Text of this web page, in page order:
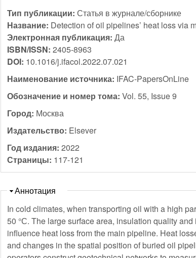
Тип публикации:Статья в журнале/сборнике
Название: Detection of oil pipelines’ heat loss via
Электронная публикация:Да
ISBN/ISSN:2405-8963
DOI: 10.1016/j.ifacol.2022.07.021
Наименование источника: IFAC-PapersOnLine
Обозначение и номер тома:Vol. 55, Issue 9
Город: Москва
Издательство: Elsever
Год издания:2022
Страницы: 117-121
Скрыть
Аннотация
In cold climates, when transporting oil with a high
50 °С. The large surface area, insulation quality
influence heat loss from the main pipeline. Heat
and changes in the spatial position of buried oil